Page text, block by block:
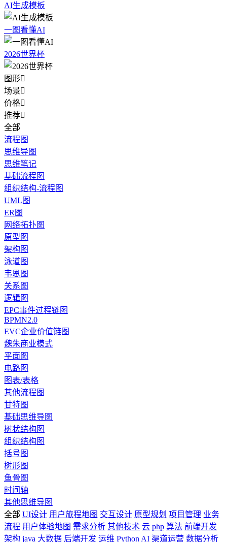
AI生成模板
一图看懂AI
2026世界杯
图形
场景
价格
推荐
全部
流程图
思维导图
思维笔记
基础流程图
组织结构-流程图
UML图
ER图
网络拓扑图
原型图
架构图
泳道图
韦恩图
关系图
逻辑图
EPC事件过程链图
BPMN2.0
EVC企业价值链图
魏朱商业模式
平面图
电路图
图表/表格
其他流程图
甘特图
基础思维导图
树状结构图
组织结构图
括号图
树形图
鱼骨图
时间轴
其他思维导图
全部 UI设计 用户旅程地图 交互设计 原型规划 项目管理 业务
流程 用户体验地图 需求分析 其他技术 云 php 算法 前端开发
架构 java 大数据 后端开发 运维 Python AI 渠道运营 数据分析